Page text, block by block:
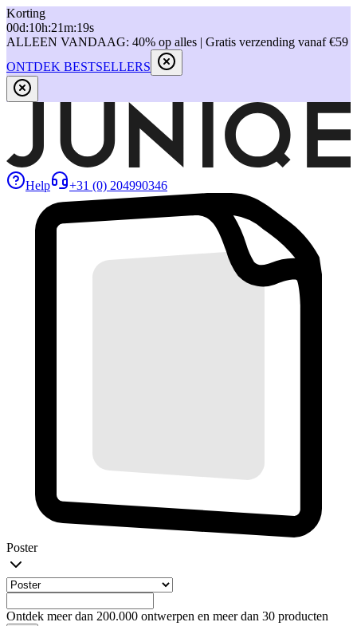
Korting
00d:10h:21m:19s
ALLEEN VANDAAG: 40% op alles | Gratis verzending vanaf €59
ONTDEK BESTSELLERS
Help +31 (0) 204990346
Poster
Ontdek meer dan 200.000 ontwerpen en meer dan 30 producten